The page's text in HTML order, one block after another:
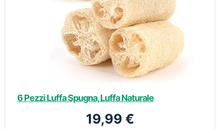
6 Pezzi Luffa Spugna, Luffa Naturale
19,99 €